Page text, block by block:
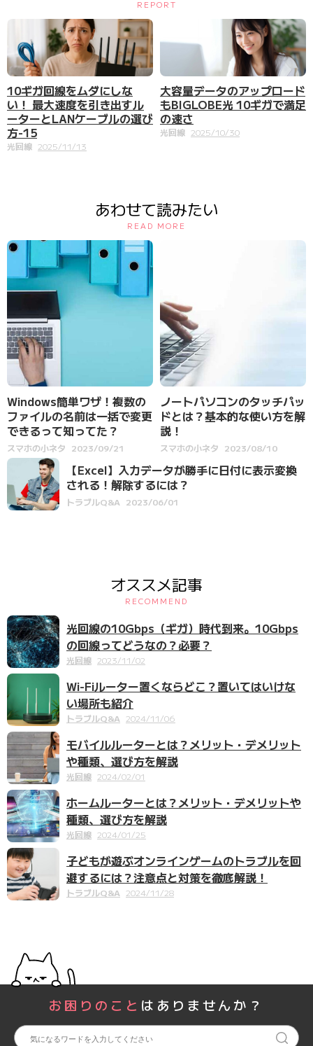
REPORT
10ギガ回線をムダにしな
い！ 最大速度を引き出すル
ーターとLANケーブルの選び
方-15
光回線 2025/11/13
大容量データのアップロード
もBIGLOBE光 10ギガで満足
の速さ
光回線 2025/10/30
あわせて読みたい
READ MORE
Windows簡単ワザ！複数の
ファイルの名前は一括で変更
できるって知ってた？
スマホの小ネタ 2023/09/21
ノートパソコンのタッチパッ
ドとは？基本的な使い方を解
説！
スマホの小ネタ 2023/08/10
【Excel】入力データが勝手に日付に表示変換
される！解除するには？
トラブルQ&A 2023/06/01
オススメ記事
RECOMMEND
光回線の10Gbps（ギガ）時代到来。10Gbps
の回線ってどうなの？必要？
光回線 2023/11/02
Wi-Fiルーター置くならどこ？置いてはいけな
い場所も紹介
トラブルQ&A 2024/11/06
モバイルルーターとは？メリット・デメリット
や種類、選び方を解説
光回線 2024/02/01
ホームルーターとは？メリット・デメリットや
種類、選び方を解説
光回線 2024/01/25
子どもが遊ぶオンラインゲームのトラブルを回
避するには？注意点と対策を徹底解説！
トラブルQ&A 2024/11/28
お困りのこと はありませんか？